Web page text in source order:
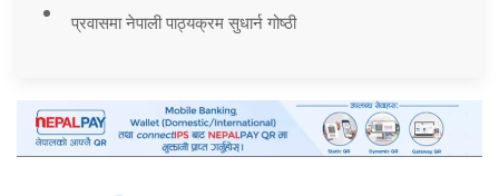
प्रवासमा नेपाली पाठ्यक्रम सुधार्न गोष्ठी